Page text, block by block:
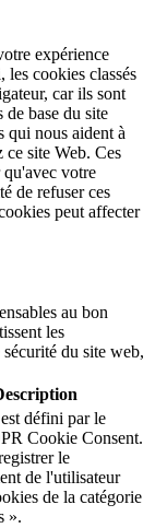
expérience
cookies classés
car ils sont
de base du site
qui nous aident à
ce site Web. Ces
qu'avec votre
de refuser ces
peut affecter
au bon
les
du site web,
défini par le
Cookie Consent.
le
de l'utilisateur
de la catégorie
».